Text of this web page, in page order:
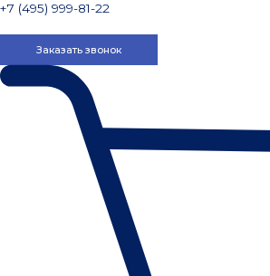
+7 (495) 999-81-22
Заказать звонок